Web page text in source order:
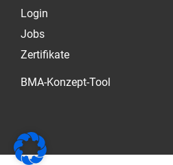
Login
Jobs
Zertifikate
BMA-Konzept-Tool